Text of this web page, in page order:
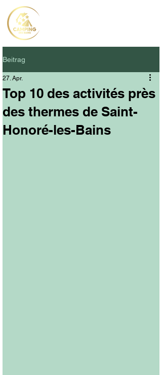
Beitrag
Top 10 des activités près
des thermes de Saint-
Honoré-les-Bains
27. Apr.